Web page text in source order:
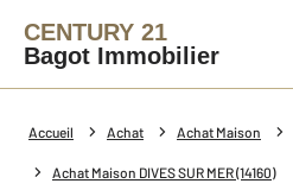
CENTURY 21
Bagot Immobilier
Accueil Achat Achat Maison
Achat Maison DIVES SUR MER (14160)